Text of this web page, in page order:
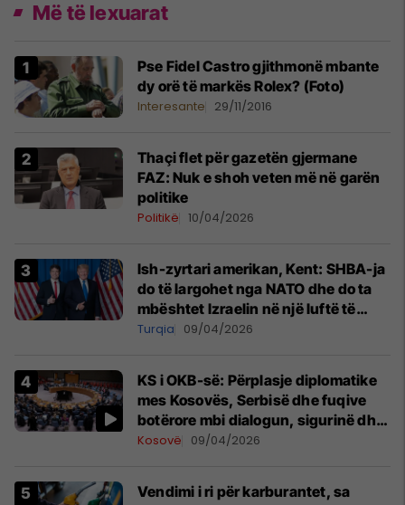
Më të lexuarat
Pse Fidel Castro gjithmonë mbante
dy orë të markës Rolex? (Foto)
Interesante 29/11/2016
Thaçi flet për gazetën gjermane
FAZ: Nuk e shoh veten më në garën
politike
Politikë 10/04/2026
Ish-zyrtari amerikan, Kent: SHBA-ja
do të largohet nga NATO dhe do ta
mbështet Izraelin në një luftë të
mundshme me Turqinë në Siri
Turqia 09/04/2026
KS i OKB-së: Përplasje diplomatike
mes Kosovës, Serbisë dhe fuqive
botërore mbi dialogun, sigurinë dhe
UNMIK-un
Kosovë 09/04/2026
Vendimi i ri për karburantet, sa